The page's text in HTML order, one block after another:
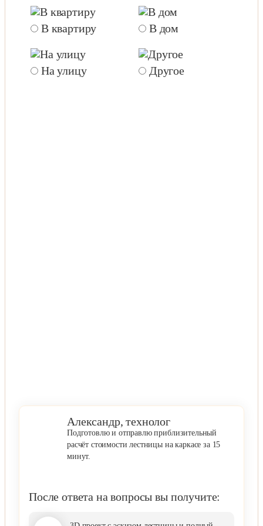
В квартиру В дом
На улицу Другое
Александр, технолог
Подготовлю и отправлю приблизительный
расчёт стоимости лестницы на каркасе за 15
минут.
После ответа на вопросы вы получите: